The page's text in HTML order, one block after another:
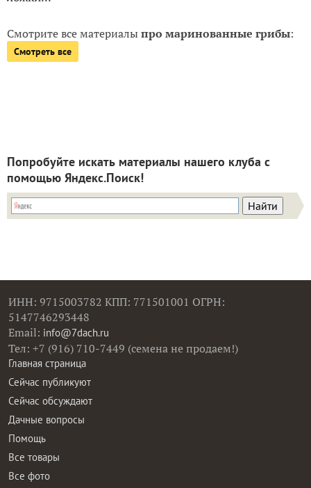
Смотрите все материалыпро маринованные грибы:
Смотреть все
Попробуйте искать материалы нашего клуба с
помощью Яндекс.Поиск!
ИНН: 9715003782 КПП: 771501001 ОГРН:
5147746293448
Email: info@7dach.ru
Тел: +7 (916) 710-7449 (семена не продаем!)
Главная страница
Сейчас публикуют
Сейчас обсуждают
Дачные вопросы
Помощь
Все товары
Все фото